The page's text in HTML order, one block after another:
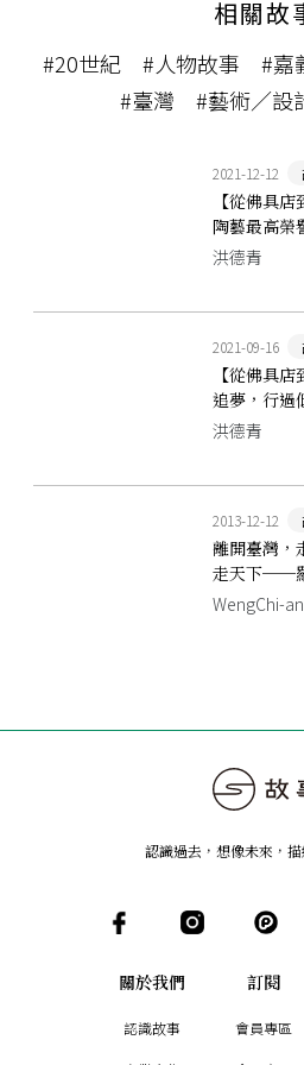
相關故
#20世紀 #人物故事 #嘉
#臺灣
#藝術／設
2021-12-12
【從佛具
陶藝最高
楊元太的「
洪德青
2021-09-16
【從佛具
追夢，行
塑大師楊元
洪德青
2013-12-12
離開臺灣
走天下──
WengChi-an
認識過去，想像未來 ，
關於我們
認識故事
訂閱
會員專區